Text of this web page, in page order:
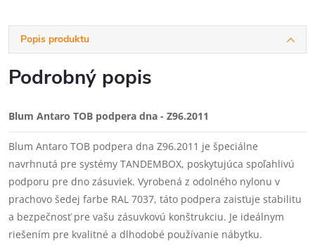
Popis produktu
Podrobný popis
Blum Antaro TOB podpera dna - Z96.2011
Blum Antaro TOB podpera dna Z96.2011 je špeciálne
navrhnutá pre systémy TANDEMBOX, poskytujúca spoľahlivú
podporu pre dno zásuviek. Vyrobená z odolného nylonu v
prachovo šedej farbe RAL 7037, táto podpera zaisťuje stabilitu
a bezpečnosť pre vašu zásuvkovú konštrukciu. Je ideálnym
riešením pre kvalitné a dlhodobé používanie nábytku.